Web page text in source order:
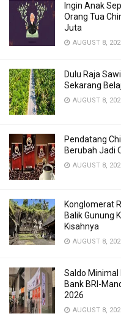
Ingin Anak
Orang Tua
Juta
AUGUST 8,
Dulu Raja
Sekarang
AUGUST 8,
Pendatang
Berubah Jadi
AUGUST 8,
Konglomerat
Balik Gunung
Kisahnya
AUGUST 8,
Saldo Minimal
Bank BRI-
2026
AUGUST 8,